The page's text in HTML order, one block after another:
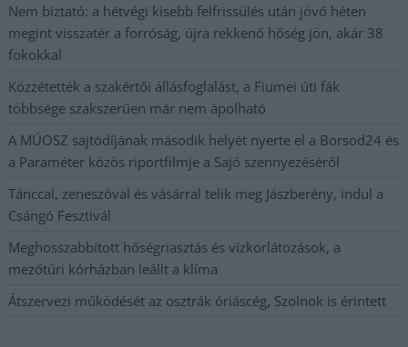
Nem biztató: a hétvégi kisebb felfrissülés után jövő héten
megint visszatér a forróság, újra rekkenő hőség jön, akár 38
fokokkal
Közzétették a szakértői állásfoglalást, a Fiumei úti fák
többsége szakszerűen már nem ápolható
A MÚOSZ sajtódíjának második helyét nyerte el a Borsod24 és
a Paraméter közös riportfilmje a Sajó szennyezéséről
Tánccal, zeneszóval és vásárral telik meg Jászberény, indul a
Csángó Fesztivál
Meghosszabbított hőségriasztás és vízkorlátozások, a
mezőtúri kórházban leállt a klíma
Átszervezi működését az osztrák óriáscég, Szolnok is érintett